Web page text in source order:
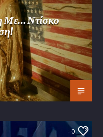
Με… Ντίσκο
0